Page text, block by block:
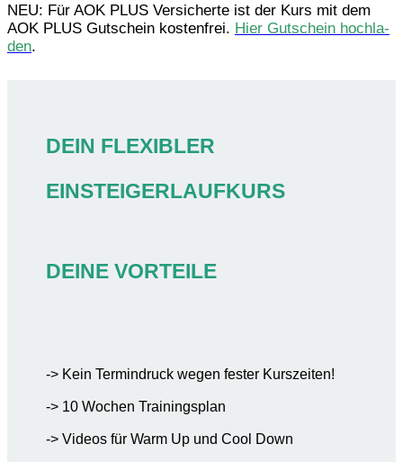
NEU: Für AOK PLUS Versi­cherte ist der Kurs mit dem
AOK PLUS Gutschein kosten­frei. Hier Gutschein hoch­la­
den.
DEIN FLEXIBLER
EINSTEIGERLAUFKURS
DEINE VORTEILE
-> Kein Termin­druck wegen fester Kurszeiten!
-> 10 Wochen Trainingsplan
-> Videos für Warm Up und Cool Down